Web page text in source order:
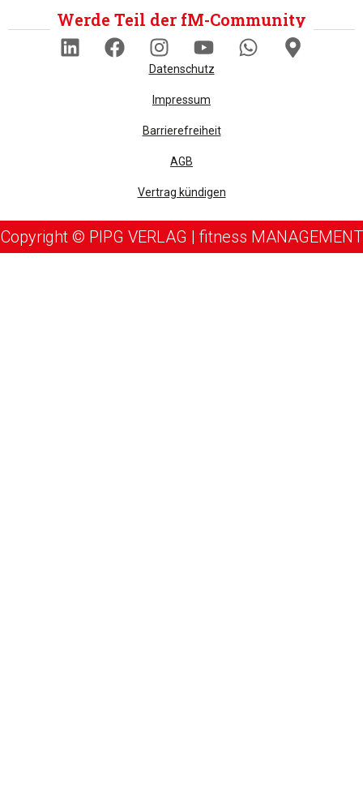
Werde Teil der fM-Community
Datenschutz
Impressum
Barrierefreiheit
AGB
Vertrag kündigen
Copyright © PIPG VERLAG | fitness MANAGEMENT